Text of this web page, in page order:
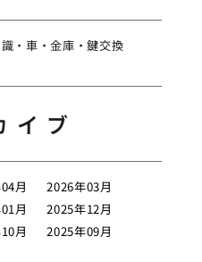
車 金庫 鍵交換
イブ
月
2026年03月
月
2025年12月
月
2025年09月